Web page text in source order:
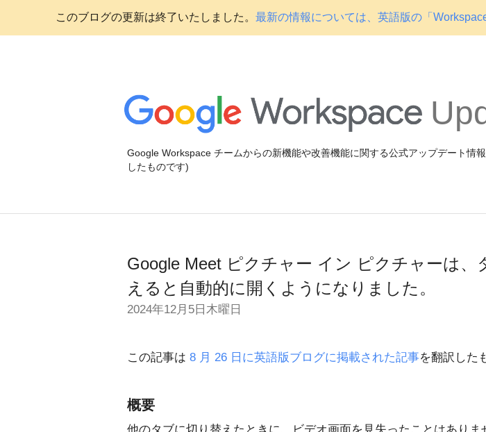
このブログの更新は終了いたしました。 最新の情報については、英語版の「
Google Workspace チームからの新機能や改善機能に関する公式アップデート情
したものです)
Google Meet ピクチャー イン ピクチャーは、
えると自動的に開くようになりました。
2024年12月5日木曜日
この記事は 8 月 26 日に英語版ブログに掲載された記事を翻訳した
概要